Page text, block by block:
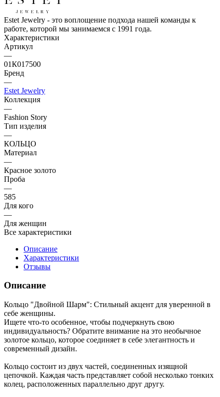
Estet Jewelry - это воплощение подхода нашей команды к
работе, которой мы занимаемся с 1991 года.
Характеристики
Артикул
—
01К017500
Бренд
—
Estet Jewelry
Коллекция
—
Fashion Story
Тип изделия
—
КОЛЬЦО
Материал
—
Красное золото
Проба
—
585
Для кого
—
Для женщин
Все характеристики
Описание
Характеристики
Отзывы
Описание
Кольцо "Двойной Шарм": Стильный акцент для уверенной в
себе женщины.
Ищете что-то особенное, чтобы подчеркнуть свою
индивидуальность? Обратите внимание на это необычное
золотое кольцо, которое соединяет в себе элегантность и
современный дизайн.
Кольцо состоит из двух частей, соединенных изящной
цепочкой. Каждая часть представляет собой несколько тонких
колец, расположенных параллельно друг другу.